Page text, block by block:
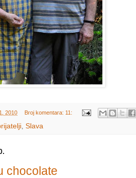
2010 Broj komentara: 11:
, Slava
chocolate